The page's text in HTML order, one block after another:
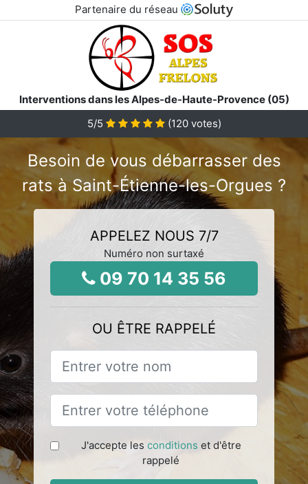
Partenaire du réseau
Interventions dans les Alpes-de-Haute-Provence (05)
5/5 (120votes)
Besoin de vous débarrasser des
rats à Saint-Étienne-les-Orgues ?
APPELEZ NOUS 7/7
Numéro non surtaxé
09 70 14 35 56
OU ÊTRE RAPPELÉ
J'accepte les conditions et d'être
rappelé